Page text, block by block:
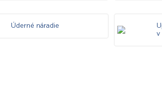
Úderné náradie
v